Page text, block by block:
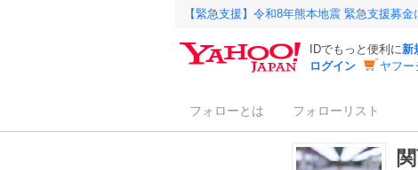
【緊急支援】令和8年熊本地震 緊急支援募
IDでもっと便利に新
ログイン
ヤフー
フォローとは フォローリスト